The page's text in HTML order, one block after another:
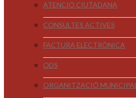
ATENCIÓ CIUTADANA
CONSULTES ACTIVES
FACTURA ELECTRÒNICA
ODS
ORGANITZACIÓ MUNICIPAL